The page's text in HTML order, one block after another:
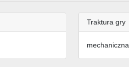
Traktura gry
mechaniczna